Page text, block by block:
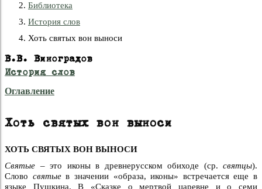
Библиотека
История слов
Хоть святых вон выноси
В.В. Виноградов
История слов
Оглавление
Хоть святых вон выноси
ХОТЬ СВЯТЫХ ВОН ВЫНОСИ
Святые –это иконы в древнерусском обиходе (ср. святцы).
Слово святыев значении «образа, иконы» встречается еще в
языке Пушкина. В «Сказке о мертвой царевне и о семи